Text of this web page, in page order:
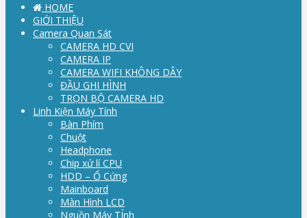
HOME
GIỚI THIỆU
Camera Quan Sát
CAMERA HD CVI
CAMERA IP
CAMERA WIFI KHÔNG DÂY
ĐẦU GHI HÌNH
TRỌN BỘ CAMERA HD
Linh Kiện Máy Tính
Bàn Phím
Chuột
Headphone
Chip xử lí CPU
HDD – Ổ Cứng
Mainboard
Màn Hình LCD
Nguồn Máy TÍnh